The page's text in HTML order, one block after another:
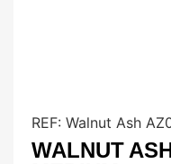
REF: Walnut Ash
WALNUT